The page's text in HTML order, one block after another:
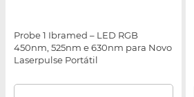
Probe 1 Ibramed – LED RGB
450nm, 525nm e 630nm para Novo
Laserpulse Portátil